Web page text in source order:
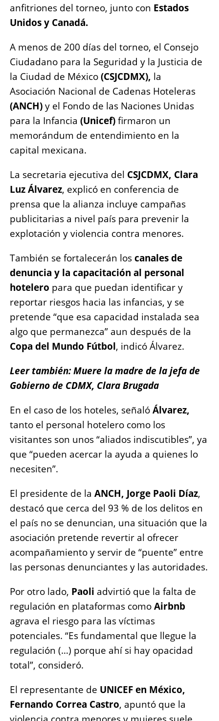
anfitriones del torneo, junto con Estados
Unidos y Canadá.
A menos de 200 días del torneo, el Consejo
Ciudadano para la Seguridad y la Justicia de
la Ciudad de México(CSJCDMX), la
Asociación Nacional de Cadenas Hoteleras
(ANCH)y el Fondo de las Naciones Unidas
para la Infancia (Unicef)firmaron un
memorándum de entendimiento en la
capital mexicana.
La secretaria ejecutiva del CSJCDMX, Clara
Luz Álvarez, explicó en conferencia de
prensa que la alianza incluye campañas
publicitarias a nivel país para prevenir la
explotación y violencia contra menores.
También se fortalecerán loscanales de
denuncia y la capacitación al personal
hotelero para que puedan identificar y
reportar riesgos hacia las infancias, y se
pretende “que esa capacidad instalada sea
algo que permanezca” aun después de la
Copa del Mundo Fútbol, indicó Álvarez.
Leer también: Muere la madre de la jefa de
Gobierno de CDMX, Clara Brugada
En el caso de los hoteles, señalóÁlvarez,
tanto el personal hotelero como los
visitantes son unos “aliados indiscutibles”, ya
que “pueden acercar la ayuda a quienes lo
necesiten”.
El presidente de la ANCH, Jorge Paoli Díaz,
destacó que cerca del 93 % de los delitos en
el país no se denuncian, una situación que la
asociación pretende revertir al ofrecer
acompañamiento y servir de “puente” entre
las personas denunciantes y las autoridades.
Por otro lado, Paoli advirtió que la falta de
regulación en plataformas comoAirbnb
agrava el riesgo para las víctimas
potenciales. “Es fundamental que llegue la
regulación (…) porque ahí si hay opacidad
total”, consideró.
El representante de UNICEF en México,
Fernando Correa Castro, apuntó que la